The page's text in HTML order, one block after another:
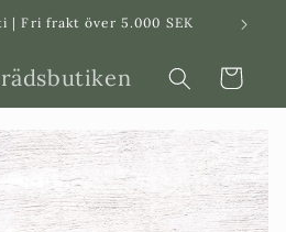
| Fri frakt över 5.000 SEK
Varukorg